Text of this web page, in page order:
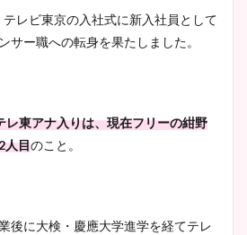
レビ東京の入社式に新入社員として
サー職への転身を果たしました。
レ東アナ入りは、現在フリーの紺野
人目のこと。
後に大検・慶應大学進学を経てテレ